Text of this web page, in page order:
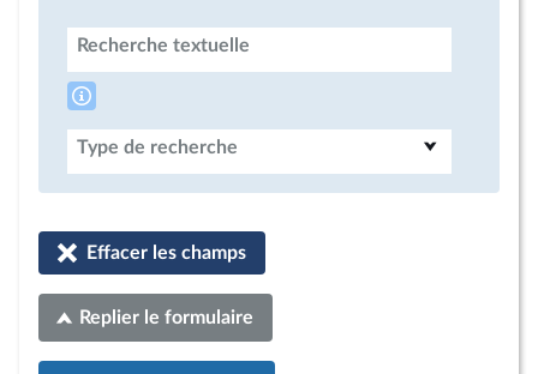
Recherche textuelle
Type de recherche
Effacer les champs
Replier le formulaire